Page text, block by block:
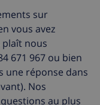
par jour
montant total
sur
vous avez
plaît nous
671 967 ou bien
une réponse dans
Nos
au plus